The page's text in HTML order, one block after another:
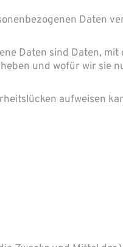
Daten
Daten sind Daten, mit
und wofür wir sie
aufweisen